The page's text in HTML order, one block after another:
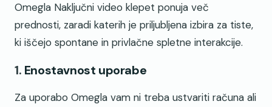
Omegla Naključni video klepet ponuja več
prednosti, zaradi katerih je priljubljena izbira za tiste,
ki iščejo spontane in privlačne spletne interakcije.
1. Enostavnost uporabe
Za uporabo Omegla vam ni treba ustvariti računa ali